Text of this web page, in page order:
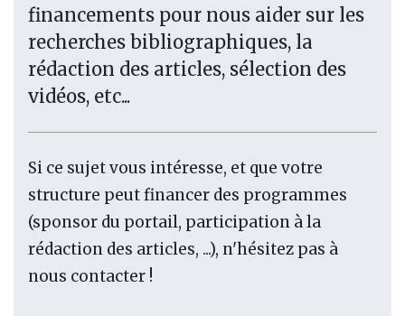
financements pour nous aider sur les
recherches bibliographiques, la
rédaction des articles, sélection des
vidéos, etc...
Si ce sujet vous intéresse, et que votre
structure peut financer des programmes
(sponsor du portail, participation à la
rédaction des articles, ...), n'hésitez pas à
nous contacter !